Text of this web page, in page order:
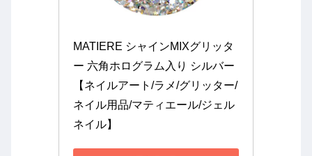
MATIERE シャインMIXグリッタ
ー 六角ホログラム入り シルバー
【ネイルアート/ラメ/グリッター/
ネイル用品/マティエール/ジェル
ネイル】